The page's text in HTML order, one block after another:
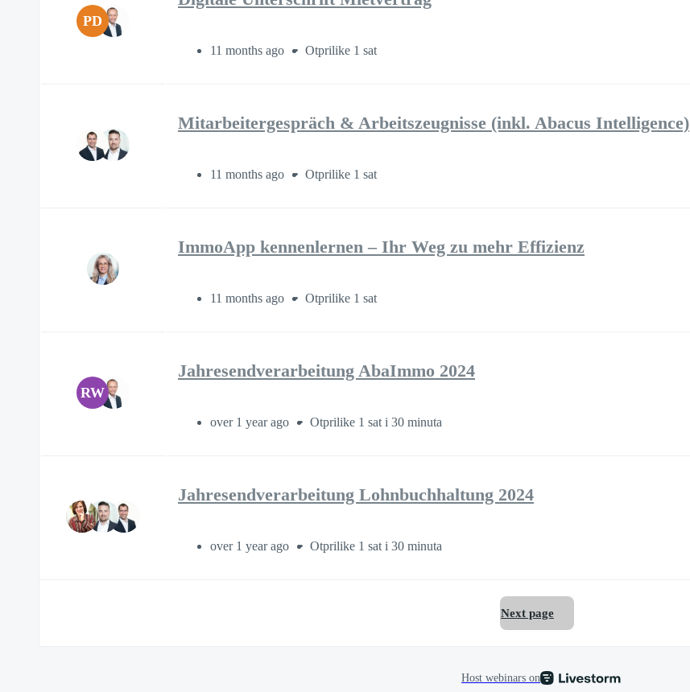
PD
11 months ago Otprilike 1 sat
Mitarbeitergespräch & Arbeitszeugnisse (inkl. Abacus Intelligence)
11 months ago Otprilike 1 sat
ImmoApp kennenlernen – Ihr Weg zu mehr Effizienz
11 months ago Otprilike 1 sat
RW
Jahresendverarbeitung AbaImmo 2024
over 1 year ago Otprilike 1 sat i 30 minuta
Jahresendverarbeitung Lohnbuchhaltung 2024
over 1 year ago Otprilike 1 sat i 30 minuta
Next page
Host webinars on